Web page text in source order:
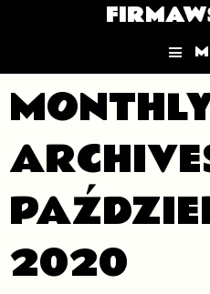
Skip to content
2020